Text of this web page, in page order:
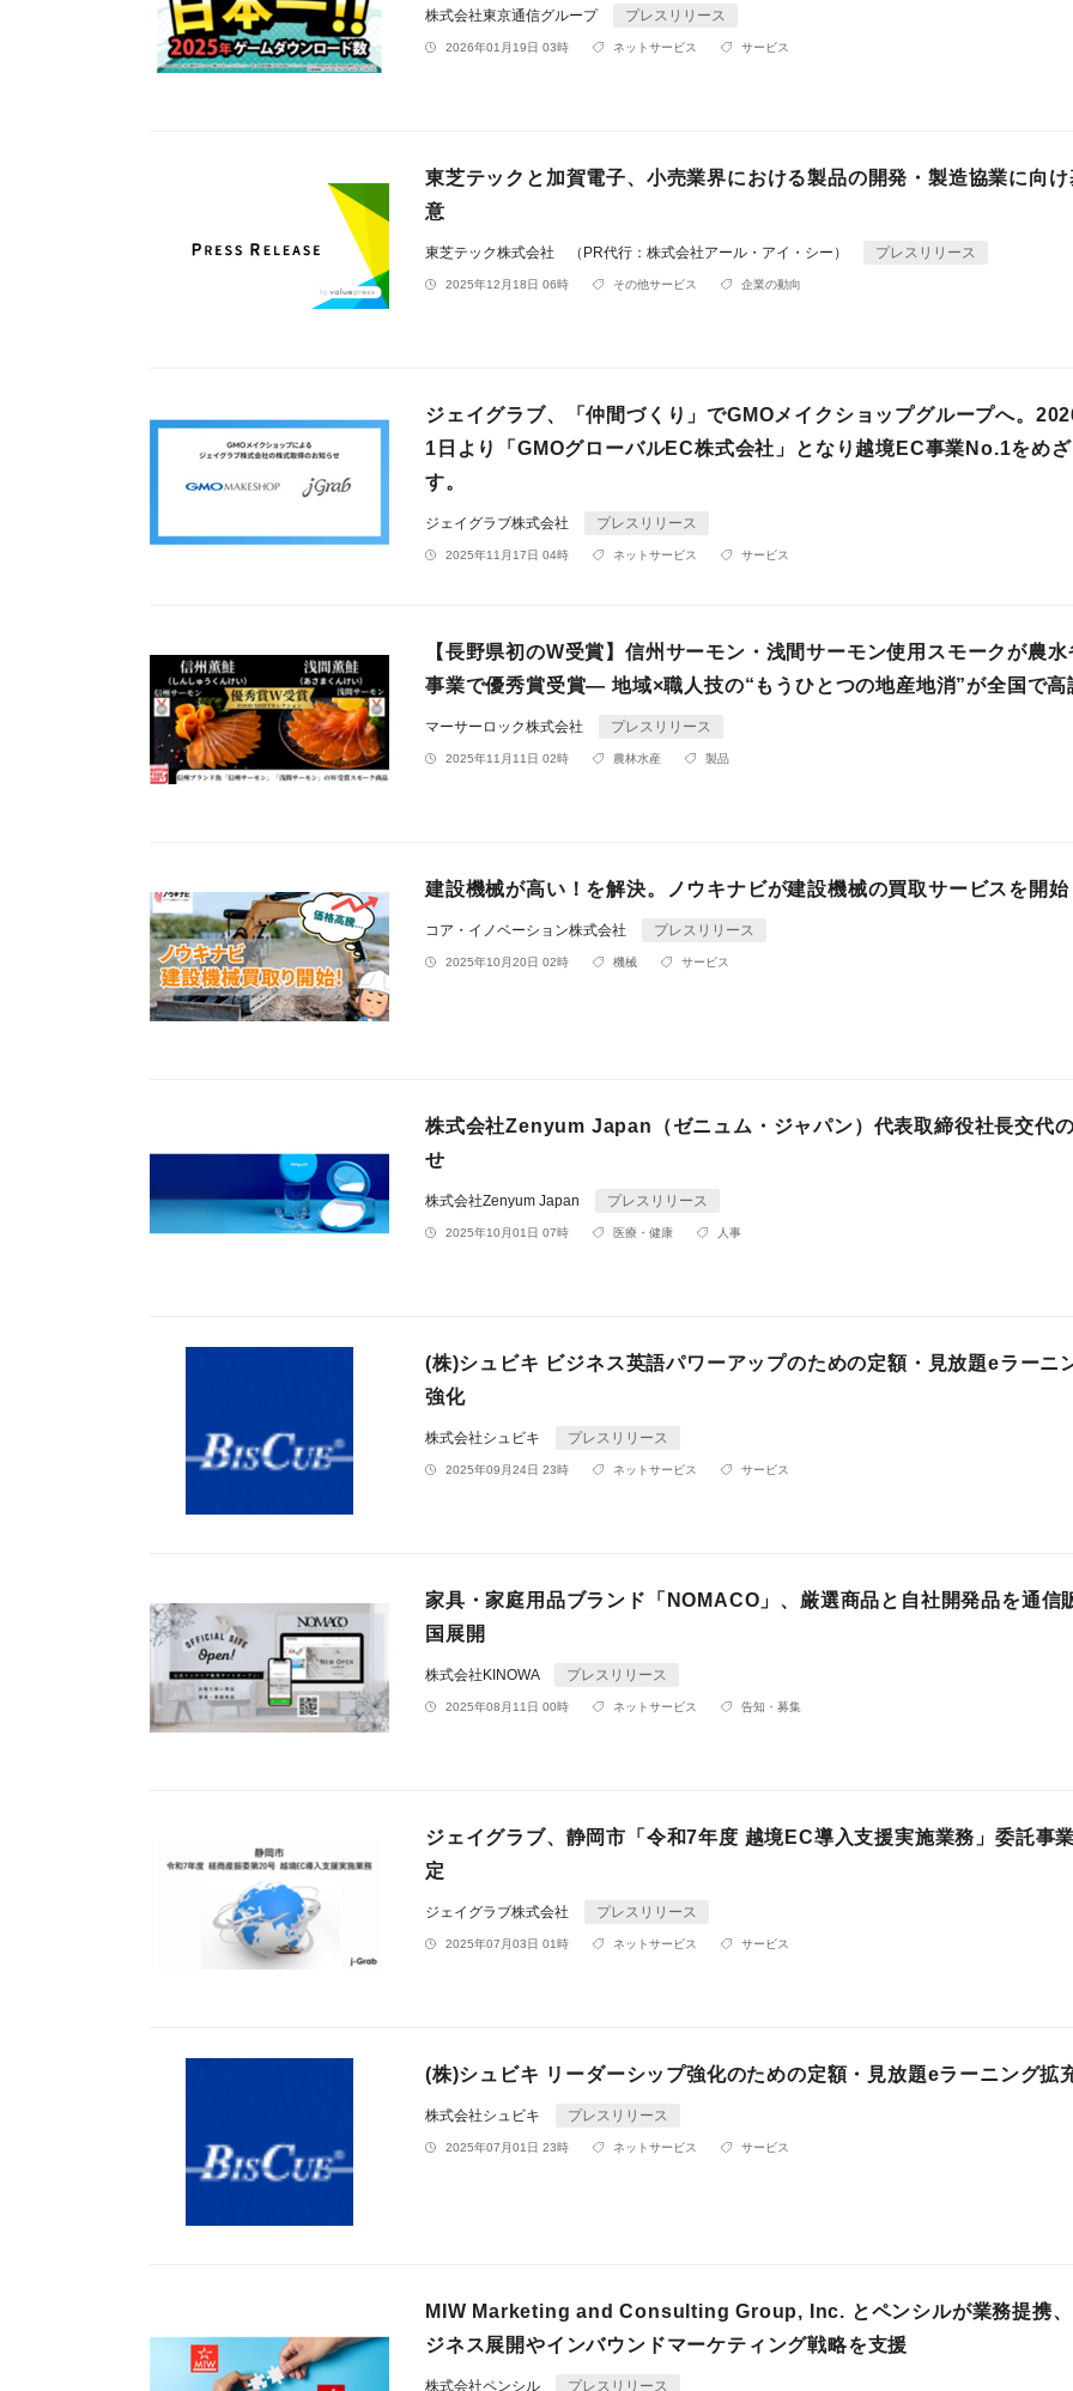
株式会社東京通信グループ プレスリリース
2026年01月19日 03時 ネットサービス サービス
東芝テックと加賀電子、小売業界における製品の開発・製造協業に向
意
東芝テック株式会社 （PR代行：株式会社アール・アイ・シー） プレスリリース
2025年12月18日 06時 その他サービス 企業の動向
ジェイグラブ、「仲間づくり」でGMOメイクショップグループへ。
1日より「GMOグローバルEC株式会社」となり越境EC事業No.1をめ
す。
ジェイグラブ株式会社 プレスリリース
2025年11月17日 04時 ネットサービス サービス
【長野県初のW受賞】信州サーモン・浅間サーモン使用スモークが農水
事業で優秀賞受賞― 地域×職人技の“もうひとつの地産地消”が全国で
マーサーロック株式会社 プレスリリース
2025年11月11日 02時 農林水産 製品
建設機械が高い！を解決。ノウキナビが建設機械の買取サービスを開始
コア・イノベーション株式会社 プレスリリース
2025年10月20日 02時 機械 サービス
株式会社Zenyum Japan（ゼニュム・ジャパン）代表取締役社長交代
せ
株式会社Zenyum Japan プレスリリース
2025年10月01日 07時 医療・健康 人事
(株)シュビキ ビジネス英語パワーアップのための定額・見放題eラーニ
強化
株式会社シュビキ プレスリリース
2025年09月24日 23時 ネットサービス サービス
家具・家庭用品ブランド「NOMACO」、厳選商品と自社開発品を通信
国展開
株式会社KINOWA プレスリリース
2025年08月11日 00時 ネットサービス 告知・募集
ジェイグラブ、静岡市「令和7年度 越境EC導入支援実施業務」委託事
定
ジェイグラブ株式会社 プレスリリース
2025年07月03日 01時 ネットサービス サービス
(株)シュビキ リーダーシップ強化のための定額・見放題eラーニング拡
株式会社シュビキ プレスリリース
2025年07月01日 23時 ネットサービス サービス
MIW Marketing and Consulting Group, Inc. とペンシルが業務提携
ジネス展開やインバウンドマーケティング戦略を支援
株式会社ペンシル プレスリリース